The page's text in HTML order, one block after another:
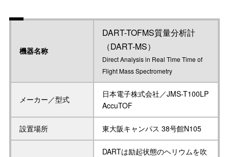
機器名称
DART-TOFMS質量分析計
（DART-MS）
Direct Analysis in Real Time Time of
Flight Mass Spectrometry
メーカー／型式
日本電子株式会社／JMS-T100LP
AccuTOF
設置場所 東大阪キャンパス 38号館N105
DARTは励起状態のヘリウムを吹